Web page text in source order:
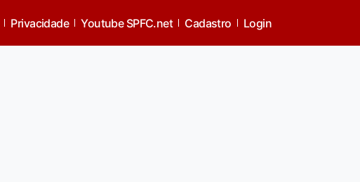
Privacidade Youtube SPFC.net Cadastro Login